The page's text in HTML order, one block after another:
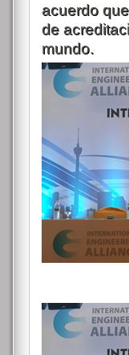
acuerdo
de
mundo.